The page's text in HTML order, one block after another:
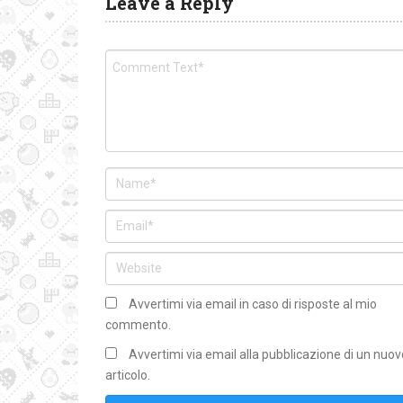
Avvertimi via email in caso di risposte al mio
commento.
Avvertimi via email alla pubblicazione di un
articolo.